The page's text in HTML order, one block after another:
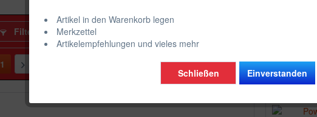
Filtern
1
Artikel in den Warenkorb legen
Merkzettel
Artikelempfehlungen und vieles mehr
Einverstanden
Schließen